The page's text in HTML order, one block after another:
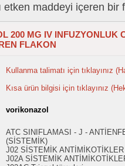
etken maddeyi içeren bir
200 MG IV INFUZYONLUK
FLAKON
Kullanma talimatı için tıklayınız
Kısa ürün bilgisi için tıklayınız
vorikonazol
ATC SINIFLAMASI - J -
(SİSTEMİK)
J02 SİSTEMİK ANTİMİKOTİKLER
J02A SİSTEMİK